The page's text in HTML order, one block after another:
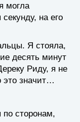
могла
на его
Я стояла,
десять минут
Риду, я не
это значит…
по сторонам,